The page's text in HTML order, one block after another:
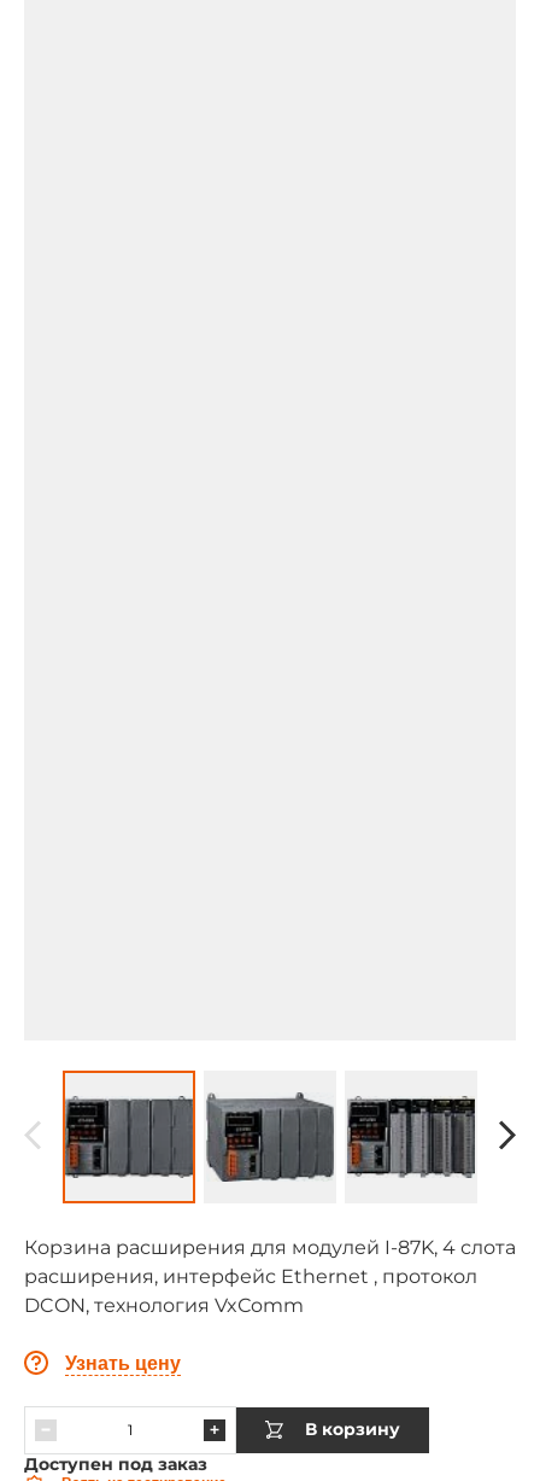
Корзина расширения для модулей I-87K, 4 слота
расширения, интерфейс Ethernet , протокол
DCON, технология VxСomm
Узнать цену
В корзину
Доступен под заказ